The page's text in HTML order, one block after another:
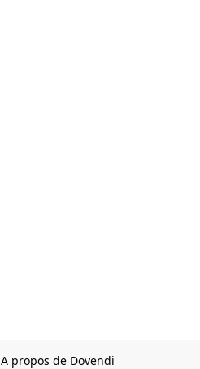
A propos de Dovendi